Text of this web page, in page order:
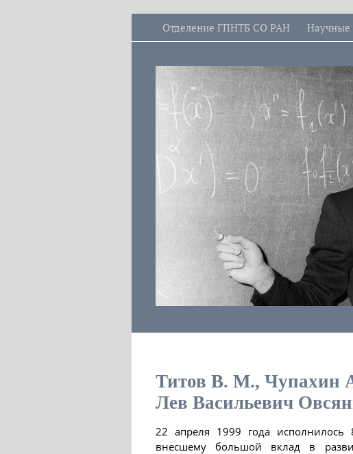
Отделение ГПНТБ СО РАН
Титов В. М., Чупахин
Лев Васильевич
22 апреля 1999 года исполнилось
внесшему большой вклад в